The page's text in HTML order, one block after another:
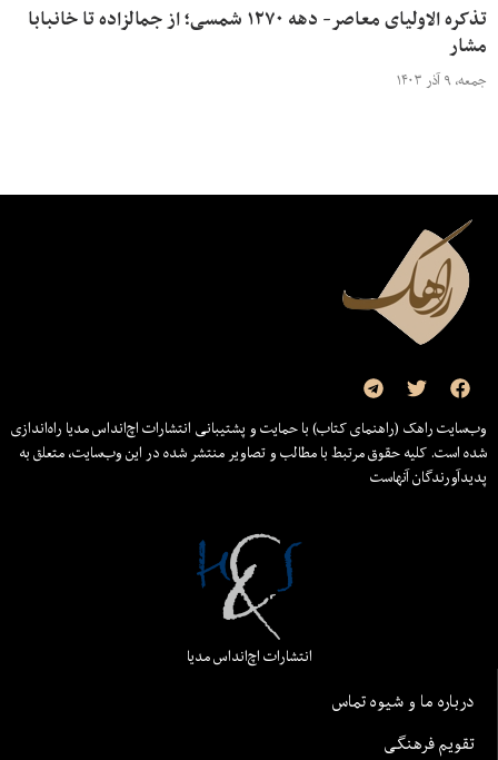
تذکره الاولیای معاصر- دهه ۱۲۷۰ شمسی؛ از جمالزاده تا خانبابا
مشار
جمعه، ۹ آذر ۱۴۰۳
وب‌سایت راهک (راهنمای کتاب) با حمایت و پشتیبانی انتشارات اچ‌اند‌اس مدیا راه‌اندازی
شده است. کلیه حقوق مرتبط با مطالب و تصاویر منتشر شده در این وب‌سایت، متعلق به
پدیدآورندگان آنهاست
انتشارات اچ‌اند‌اس مدیا
درباره ما و شیوه تماس
تقویم فرهنگی